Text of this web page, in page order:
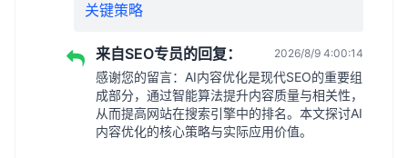
关键策略
来自SEO专员的回复： 2026/8/9 4:00:14
感谢您的留言：AI内容优化是现代SEO的重要组
成部分，通过智能算法提升内容质量与相关性，
从而提高网站在搜索引擎中的排名。本文探讨AI
内容优化的核心策略与实际应用价值。